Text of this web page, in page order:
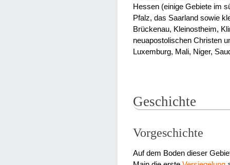
Hessen (einige Gebiete im
Pfalz, das Saarland sowie
Brückenau, Kleinostheim,
neuapostolischen Christen
Luxemburg, Mali, Niger,
Geschichte
Vorgeschichte
Auf dem Boden dieser